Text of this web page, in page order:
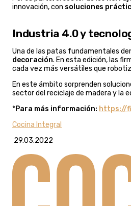
innovación, con soluciones
Industria 4.0 y
Una de las patas fundamentales
decoración. En esta edición, las
cada vez más versátiles que
En este ámbito sorprenden
sector del reciclaje de madera y la
*Para más información: https://
Cocina Integral
29.03.2022